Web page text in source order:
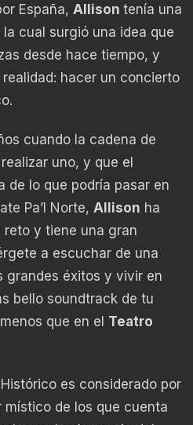
España, Allison tenía una
cual surgió una idea que
desde hace tiempo, y
hacer un concierto
cuando la cadena de
uno, y que el
de lo que podría pasar en
Pa’l Norte, Allison ha
y tiene una gran
a escuchar de una
grandes éxitos y vivir en
bello soundtrack de tu
que en el Teatro
es considerado por
místico de los que cuenta